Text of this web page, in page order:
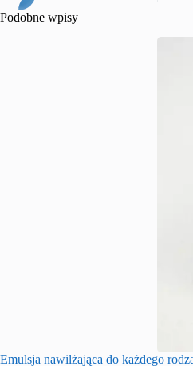
Podobne wpisy
Emulsja nawilżająca do każdego